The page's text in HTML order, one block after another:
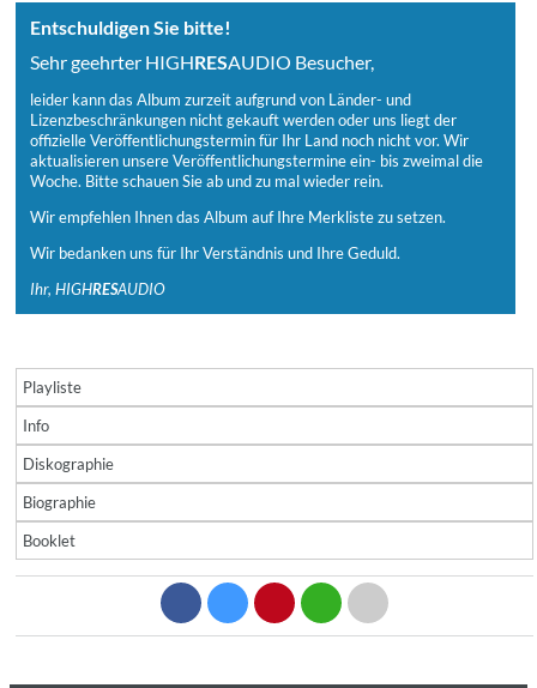
Entschuldigen Sie bitte!
Sehr geehrter HIGHRESAUDIO Besucher,
leider kann das Album zurzeit aufgrund von Länder- und
Lizenzbeschränkungen nicht gekauft werden oder uns liegt der
offizielle Veröffentlichungstermin für Ihr Land noch nicht vor. Wir
aktualisieren unsere Veröffentlichungstermine ein- bis zweimal die
Woche. Bitte schauen Sie ab und zu mal wieder rein.
Wir empfehlen Ihnen das Album auf Ihre Merkliste zu setzen.
Wir bedanken uns für Ihr Verständnis und Ihre Geduld.
Ihr, HIGHRESAUDIO
Playliste
Info
Diskographie
Biographie
Booklet